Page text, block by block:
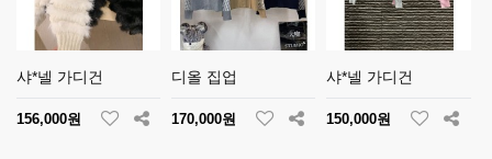
샤*넬 가디건
156,000원
디올 집업
170,000원
샤*넬 가디건
150,000원